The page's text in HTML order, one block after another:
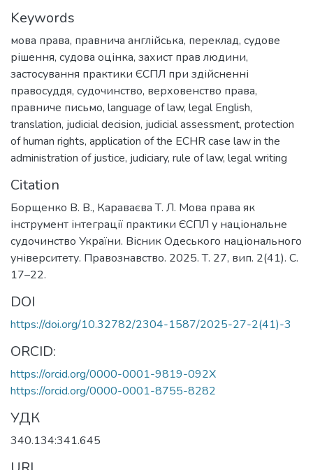
Keywords
мова права, правнича англійська, переклад, судове
рішення, судова оцінка, захист прав людини,
застосування практики ЄСПЛ при здійсненні
правосуддя, судочинство, верховенство права,
правниче письмо, language of law, legal English,
translation, judicial decision, judicial assessment, protection
of human rights, application of the ECHR case law in the
administration of justice, judiciary, rule of law, legal writing
Citation
Борщенко В. В., Караваєва Т. Л. Мова права як
інструмент інтеграції практики ЄСПЛ у національне
судочинство України. Вісник Одеського національного
університету. Правознавство. 2025. Т. 27, вип. 2(41). С.
17–22.
DOI
https://doi.org/10.32782/2304-1587/2025-27-2(41)-3
ORCID:
https://orcid.org/0000-0001-9819-092X
https://orcid.org/0000-0001-8755-8282
УДК
340.134:341.645